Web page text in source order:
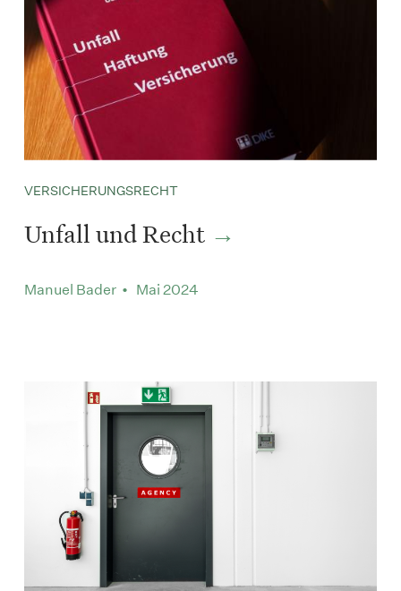
VERSICHERUNGSRECHT
Unfall und Recht
Manuel Bader • Mai 2024